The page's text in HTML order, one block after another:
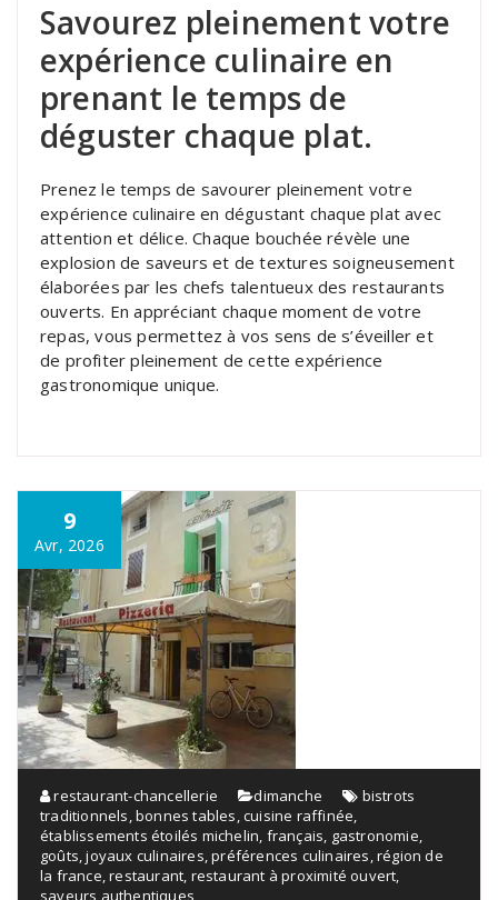
Savourez pleinement votre
expérience culinaire en
prenant le temps de
déguster chaque plat.
Prenez le temps de savourer pleinement votre
expérience culinaire en dégustant chaque plat avec
attention et délice. Chaque bouchée révèle une
explosion de saveurs et de textures soigneusement
élaborées par les chefs talentueux des restaurants
ouverts. En appréciant chaque moment de votre
repas, vous permettez à vos sens de s’éveiller et
de profiter pleinement de cette expérience
gastronomique unique.
9
Avr, 2026
restaurant-chancellerie dimanche
bistrots
traditionnels,bonnes tables,cuisine raffinée,
établissements étoilés michelin, français, gastronomie,
goûts,joyaux culinaires,préférences culinaires,région de
la france,restaurant, restaurant à proximité ouvert,
saveurs authentiques